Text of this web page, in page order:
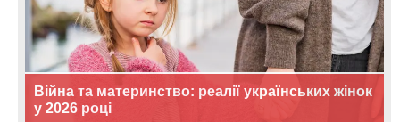
Війна та материнство: реалії українських жінок
у 2026 році